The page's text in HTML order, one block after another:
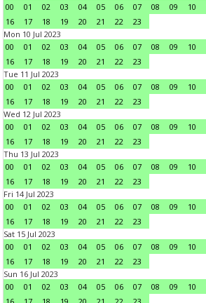
00
01 02 03 04 05 06 07 08 09 10
16
17 18 19 20 21 22
23
Mon 10 Jul 2023
00
01 02 03 04 05 06 07 08 09 10
16
17 18 19 20 21 22
23
Tue 11 Jul 2023
00
01 02 03 04 05 06 07 08 09 10
16
17 18 19 20 21 22
23
Wed 12 Jul 2023
00
01 02 03 04 05 06 07 08 09 10
16
17 18 19 20 21 22
23
Thu 13 Jul 2023
00
01 02 03 04 05 06 07 08 09 10
16
17 18 19 20 21 22
23
Fri 14 Jul 2023
00
01 02 03 04 05 06 07 08 09 10
16
17 18 19 20 21 22
23
Sat 15 Jul 2023
00
01 02 03 04 05 06 07 08 09 10
16
17 18 19 20 21 22
23
Sun 16 Jul 2023
00
01 02 03 04 05 06 07 08 09 10